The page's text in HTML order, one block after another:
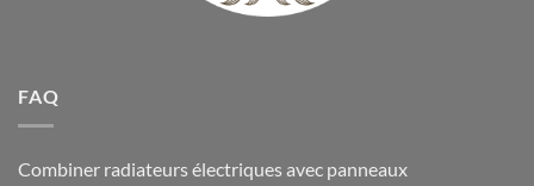
FAQ
Combiner radiateurs électriques avec panneaux